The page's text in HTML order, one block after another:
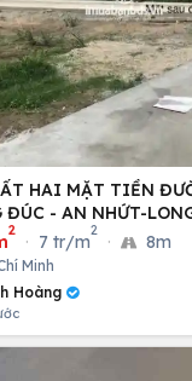
HAI MẶT TIỀN
ĐÚC - AN NHỨT-
2
· 7 tr/m
2
· 8m
Minh
Hoàng